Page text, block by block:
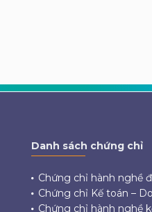
Danh sách chứng chỉ
Chứng chỉ hành nghề
Chứng chỉ Kế toán –
Chứng chỉ hành nghề